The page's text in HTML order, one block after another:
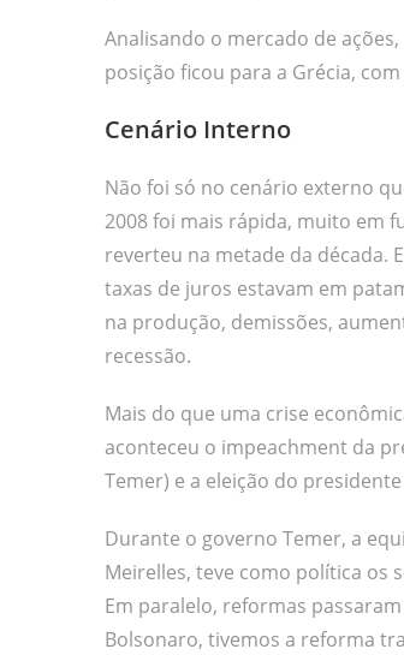
Analisando o mercado de
posição ficou para a Grécia,
Cenário Interno
Não foi só no cenário externo
2008 foi mais rápida, muito em
reverteu na metade da década.
taxas de juros estavam em
na produção, demissões,
recessão.
Mais do que uma crise
aconteceu o impeachment da
Temer) e a eleição do
Durante o governo Temer, a
Meirelles, teve como política os
Em paralelo, reformas
Bolsonaro, tivemos a reforma